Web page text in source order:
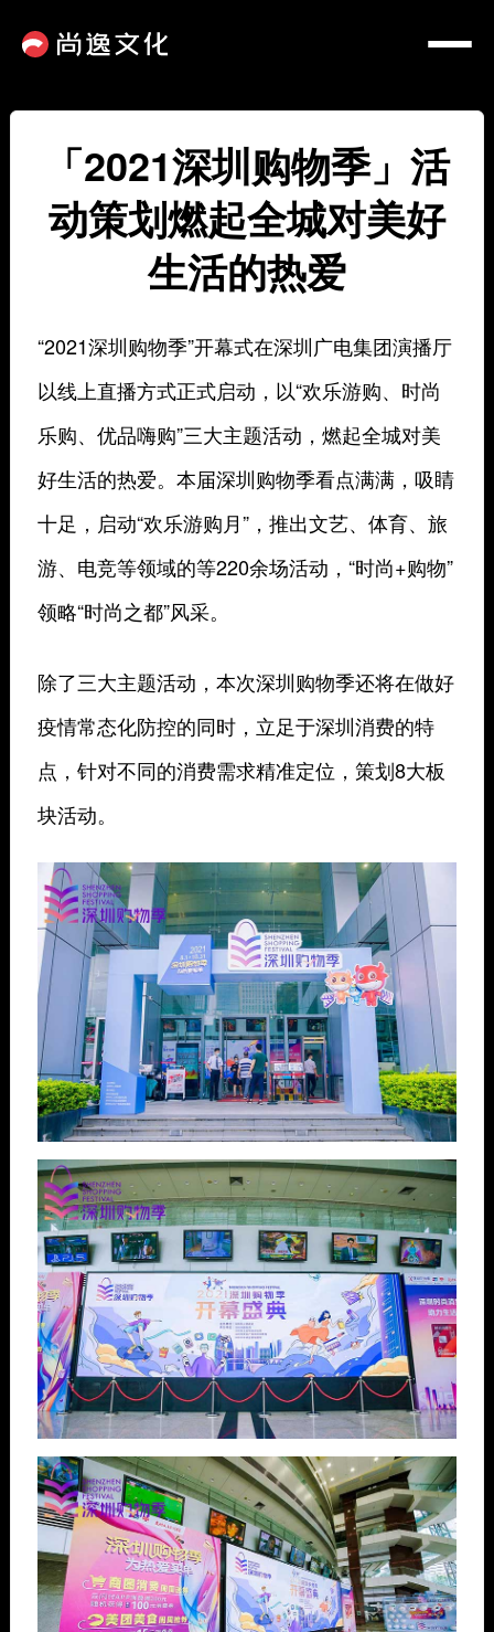
「2021深圳购物季」活
动策划燃起全城对美好
生活的热爱
“2021深圳购物季”开幕式在深圳广电集团演播厅
以线上直播方式正式启动，以“欢乐游购、时尚
乐购、优品嗨购”三大主题活动，燃起全城对美
好生活的热爱。本届深圳购物季看点满满，吸睛
十足，启动“欢乐游购月”，推出文艺、体育、旅
游、电竞等领域的等220余场活动，“时尚+购物”
领略“时尚之都”风采。
除了三大主题活动，本次深圳购物季还将在做好
疫情常态化防控的同时，立足于深圳消费的特
点，针对不同的消费需求精准定位，策划8大板
块活动。